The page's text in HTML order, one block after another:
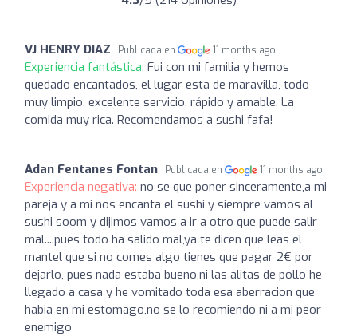
VJ HENRY DIAZ Publicada en 11 months ago
Experiencia fantástica: Fui con mi familia y hemos
quedado encantados, el lugar esta de maravilla, todo
muy limpio, excelente servicio, rápido y amable. La
comida muy rica. Recomendamos a sushi fafa!
Adan Fentanes Fontan Publicada en 11 months ago
Experiencia negativa: no se que poner sinceramente,a mi
pareja y a mi nos encanta el sushi y siempre vamos al
sushi soom y dijimos vamos a ir a otro que puede salir
mal....pues todo ha salido mal,ya te dicen que leas el
mantel que si no comes algo tienes que pagar 2€ por
dejarlo, pues nada estaba bueno,ni las alitas de pollo he
llegado a casa y he vomitado toda esa aberracion que
habia en mi estomago,no se lo recomiendo ni a mi peor
enemigo